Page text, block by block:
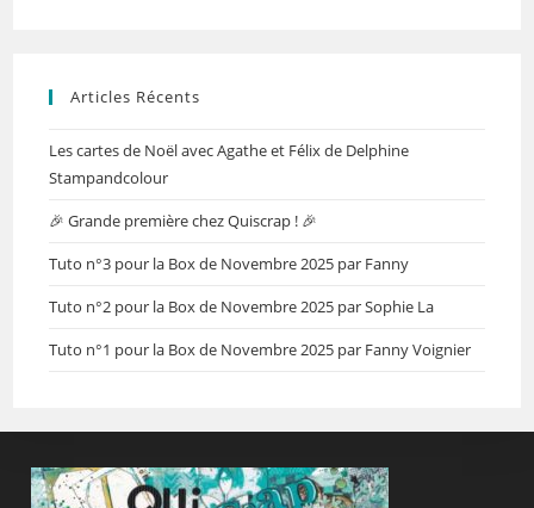
Articles Récents
Les cartes de Noël avec Agathe et Félix de Delphine
Stampandcolour
🎉 Grande première chez Quiscrap ! 🎉
Tuto n°3 pour la Box de Novembre 2025 par Fanny
Tuto n°2 pour la Box de Novembre 2025 par Sophie La
Tuto n°1 pour la Box de Novembre 2025 par Fanny Voignier